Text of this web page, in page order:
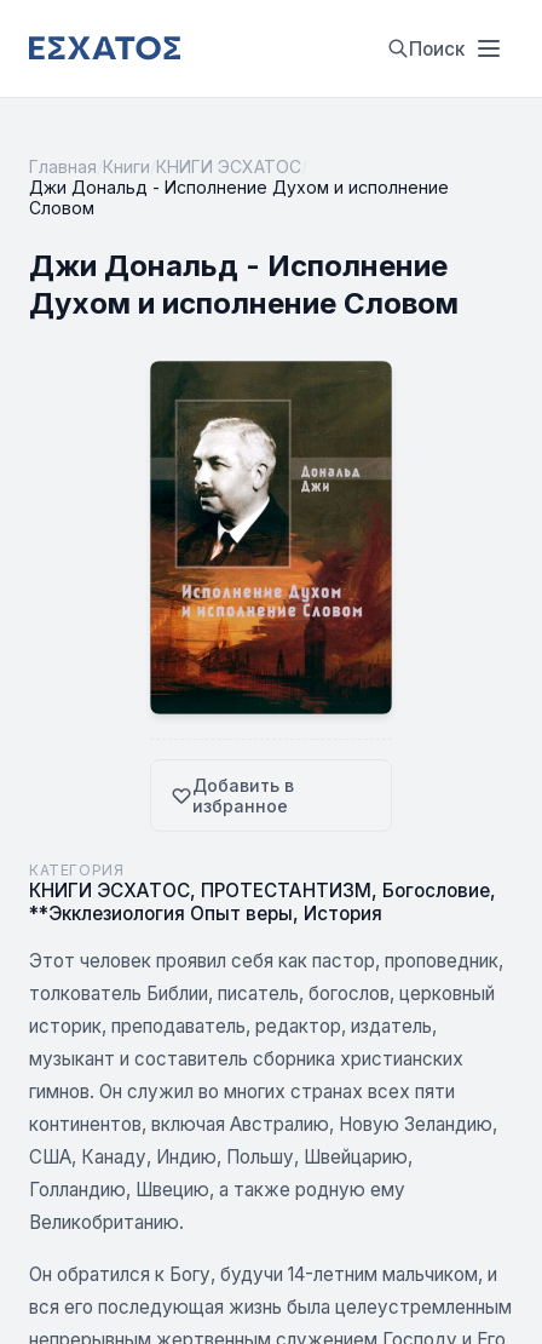
Поиск
Главная Книги КНИГИ ЭСХАТОС
Джи Дональд - Исполнение Духом и исполнение
Словом
Джи Дональд - Исполнение
Духом и исполнение Словом
Добавить в
избранное
КАТЕГОРИЯ
КНИГИ ЭСХАТОС, ПРОТЕСТАНТИЗМ, Богословие,
**Экклезиология Опыт веры, История
Этот человек проявил себя как пастор, проповедник,
толкователь Библии, писатель, богослов, церковный
историк, преподаватель, редактор, издатель,
музыкант и составитель сборника христианских
гимнов. Он служил во многих странах всех пяти
континентов, включая Австралию, Новую Зеландию,
США, Канаду, Индию, Польшу, Швейцарию,
Голландию, Швецию, а также родную ему
Великобританию.
Он обратился к Богу, будучи 14-летним мальчиком, и
вся его последующая жизнь была целеустремленным
непрерывным жертвенным служением Господу и Его